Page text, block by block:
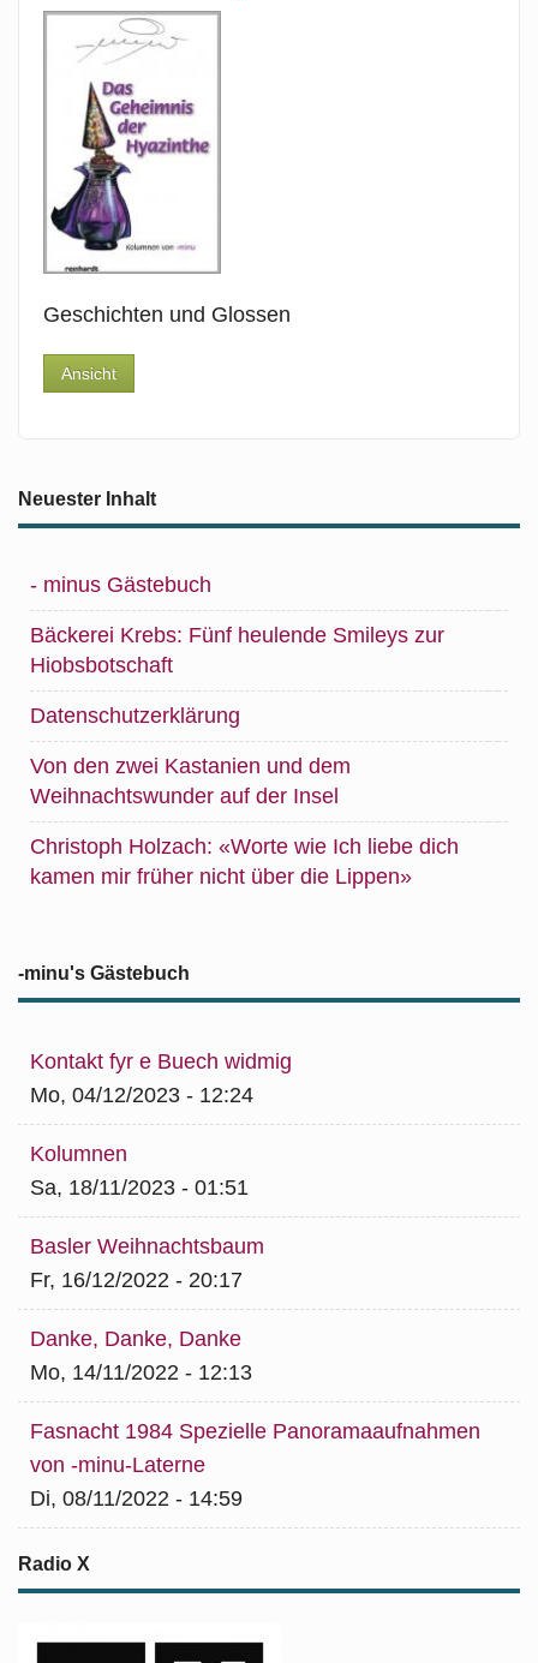
Geschichten und Glossen
Ansicht
Neuester Inhalt
- minus Gästebuch
Bäckerei Krebs: Fünf heulende Smileys zur
Hiobsbotschaft
Datenschutzerklärung
Von den zwei Kastanien und dem
Weihnachtswunder auf der Insel
Christoph Holzach: «Worte wie Ich liebe dich
kamen mir früher nicht über die Lippen»
-minu's Gästebuch
Kontakt fyr e Buech widmig
Mo, 04/12/2023 - 12:24
Kolumnen
Sa, 18/11/2023 - 01:51
Basler Weihnachtsbaum
Fr, 16/12/2022 - 20:17
Danke, Danke, Danke
Mo, 14/11/2022 - 12:13
Fasnacht 1984 Spezielle Panoramaaufnahmen
von -minu-Laterne
Di, 08/11/2022 - 14:59
Radio X